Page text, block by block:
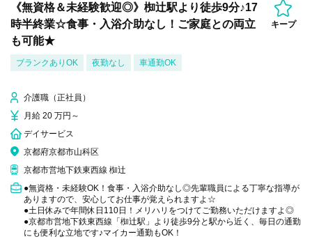
《無資格＆未経験歓迎◎》椥辻駅より徒歩9分♪17
時半終業☆食事・入浴介助なし！ご家庭との両立
も可能★
キープ
ブランクありOK 夜勤なし 車通勤OK
介護職（正社員）
月給 20 万円～
デイサービス
京都府京都市山科区
京都市営地下鉄東西線 椥辻
●無資格・未経験OK！食事・入浴介助なし◎先輩職員による丁寧な指導が
ありますので、安心してお仕事が覚えられますよ☆
●土日休みで年間休日110日！メリハリをつけてご勤務いただけますよ◎
●京都市営地下鉄東西線「椥辻駅」より徒歩9分と駅から近く、毎日の通勤
にも便利な立地です♪マイカー通勤もOK！